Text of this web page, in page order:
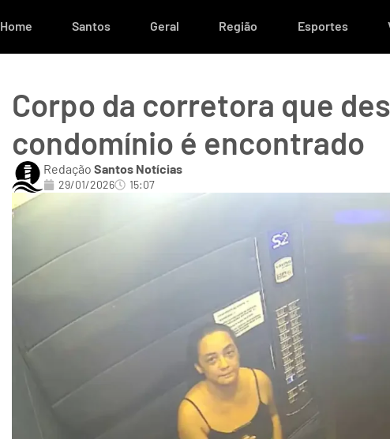
Home Santos Geral Região Esportes
Corpo da corretora que
condomínio é encontrado
Redação Santos Notícias
29/01/2026 15:07